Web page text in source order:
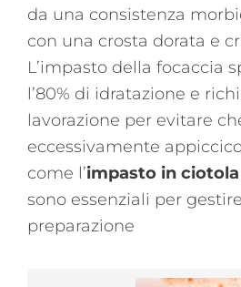
da una consistenza
con una crosta dorata e
L’impasto della focaccia
l’80% di idratazione e
lavorazione per evitare
eccessivamente
come l’impasto in ciotola
sono essenziali per
preparazione